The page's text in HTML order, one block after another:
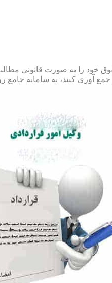
خود را به صورت قانونی
آوری کنید، به سامانه جامع